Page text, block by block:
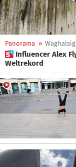
Panorama » Waghalsig
 Influencer Alex Flyingart: Jetzt plant er einen Wahnsinns-
Weltrekord